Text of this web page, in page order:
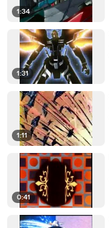
1:34
1:31
1:11
0:41